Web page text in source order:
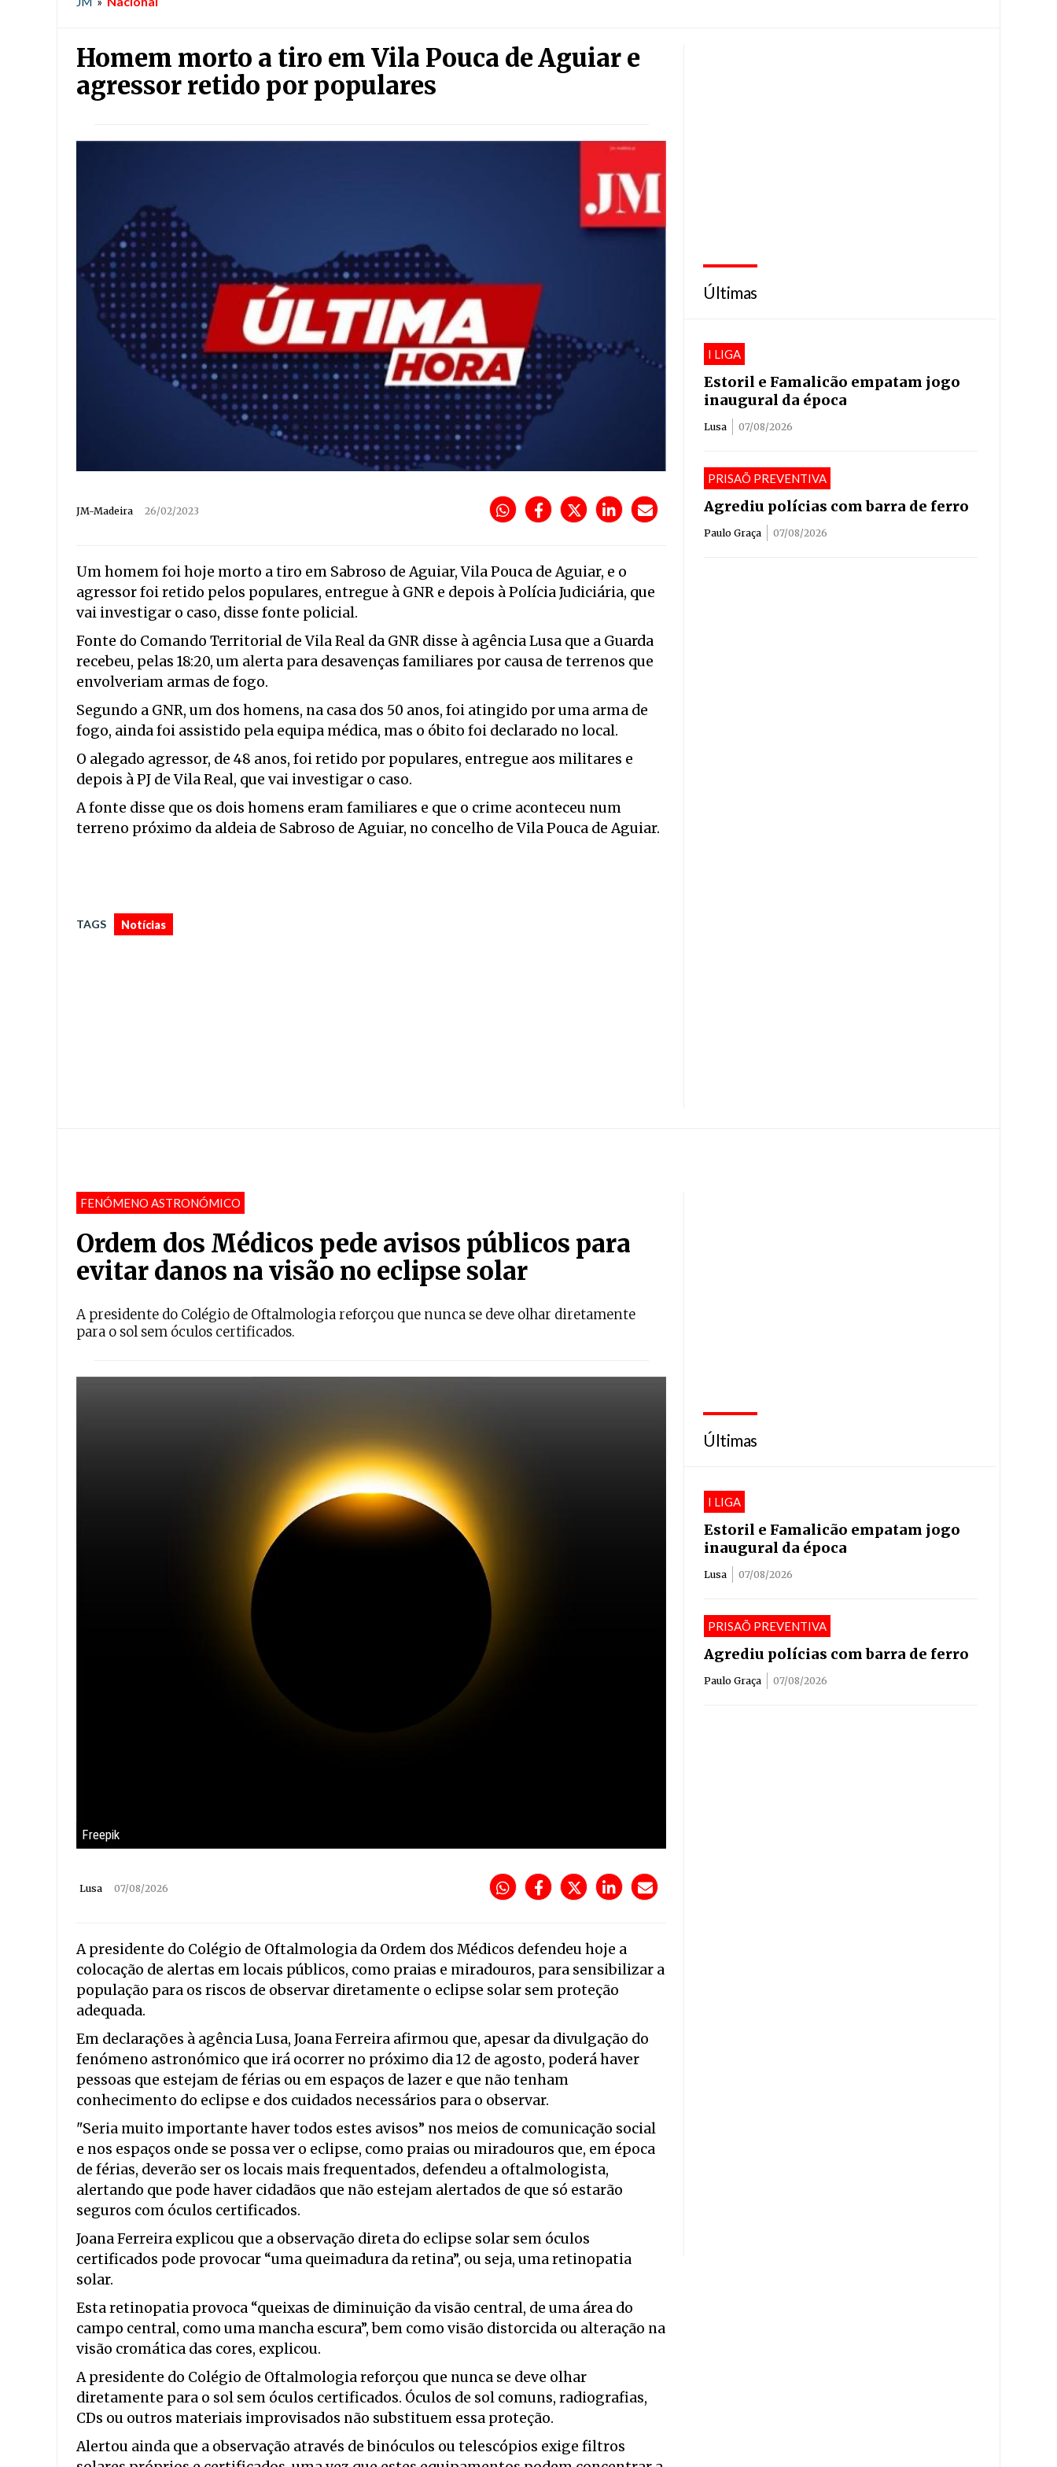
Homem morto a tiro em Vila Pouca de Aguiar e
agressor retido por populares
JM-Madeira 26/02/2023
Um homem foi hoje morto a tiro em Sabroso de Aguiar, Vila Pouca de Aguiar, e o
agressor foi retido pelos populares, entregue à GNR e depois à Polícia Judiciária, que
vai investigar o caso, disse fonte policial.
Fonte do Comando Territorial de Vila Real da GNR disse à agência Lusa que a Guarda
recebeu, pelas 18:20, um alerta para desavenças familiares por causa de terrenos que
envolveriam armas de fogo.
Segundo a GNR, um dos homens, na casa dos 50 anos, foi atingido por uma arma de
fogo, ainda foi assistido pela equipa médica, mas o óbito foi declarado no local.
O alegado agressor, de 48 anos, foi retido por populares, entregue aos militares e
depois à PJ de Vila Real, que vai investigar o caso.
A fonte disse que os dois homens eram familiares e que o crime aconteceu num
terreno próximo da aldeia de Sabroso de Aguiar, no concelho de Vila Pouca de Aguiar.
TAGS Notícias
Últimas
I LIGA
Estoril e Famalicão empatam jogo
inaugural da época
Lusa 07/08/2026
PRISAÕ PREVENTIVA
Agrediu polícias com barra de ferro
Paulo Graça 07/08/2026
FENÓMENO ASTRONÓMICO
Ordem dos Médicos pede avisos públicos para
evitar danos na visão no eclipse solar
A presidente do Colégio de Oftalmologia reforçou que nunca se deve olhar diretamente
para o sol sem óculos certificados.
Freepik
Lusa 07/08/2026
A presidente do Colégio de Oftalmologia da Ordem dos Médicos defendeu hoje a
colocação de alertas em locais públicos, como praias e miradouros, para sensibilizar a
população para os riscos de observar diretamente o eclipse solar sem proteção
adequada.
Em declarações à agência Lusa, Joana Ferreira afirmou que, apesar da divulgação do
fenómeno astronómico que irá ocorrer no próximo dia 12 de agosto, poderá haver
pessoas que estejam de férias ou em espaços de lazer e que não tenham
conhecimento do eclipse e dos cuidados necessários para o observar.
"Seria muito importante haver todos estes avisos” nos meios de comunicação social
e nos espaços onde se possa ver o eclipse, como praias ou miradouros que, em época
de férias, deverão ser os locais mais frequentados, defendeu a oftalmologista,
alertando que pode haver cidadãos que não estejam alertados de que só estarão
seguros com óculos certificados.
Joana Ferreira explicou que a observação direta do eclipse solar sem óculos
certificados pode provocar “uma queimadura da retina”, ou seja, uma retinopatia
solar.
Esta retinopatia provoca “queixas de diminuição da visão central, de uma área do
campo central, como uma mancha escura”, bem como visão distorcida ou alteração na
visão cromática das cores, explicou.
A presidente do Colégio de Oftalmologia reforçou que nunca se deve olhar
diretamente para o sol sem óculos certificados. Óculos de sol comuns, radiografias,
CDs ou outros materiais improvisados não substituem essa proteção.
Alertou ainda que a observação através de binóculos ou telescópios exige filtros
Últimas
I LIGA
Estoril e Famalicão empatam jogo
inaugural da época
Lusa 07/08/2026
PRISAÕ PREVENTIVA
Agrediu polícias com barra de ferro
Paulo Graça 07/08/2026